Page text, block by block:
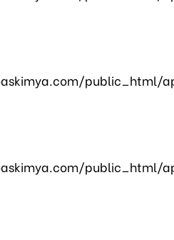
public_html/
public_html/